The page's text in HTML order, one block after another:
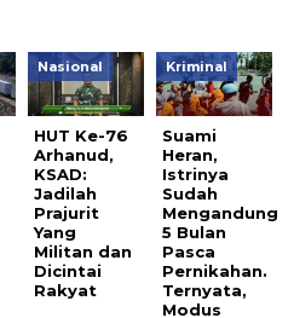
Nasional
HUT Ke-76
Arhanud,
KSAD:
Jadilah
Prajurit
Yang
Militan dan
Dicintai
Rakyat
Kriminal
Suami
Heran,
Istrinya
Sudah
Mengandung
5 Bulan
Pasca
Pernikahan.
Ternyata,
Modus